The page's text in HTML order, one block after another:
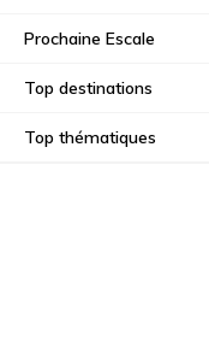
Prochaine Escale
Top destinations
Top thématiques